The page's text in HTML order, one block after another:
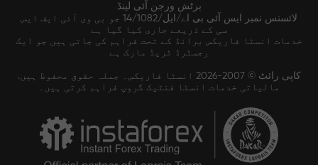
برٹش ورجن آئی لینڈ
لائسنس نمبر ایس آئی بی اے/ایل/14/1082 جو بی وی آئی ایف ایس
سی کے ذریعے جاری کیا گیا ہے
خدمات انسٹا فاریکس برانڈ کے تحت فراہم کی جاتی ہیں جو ایک
رجسٹرڈ ٹریڈ مارک ہے
کاپی رائٹ © 2007-2026 انسٹا فاریکس۔ جملہ حقوق محفوظ ہیں.
مالیاتی خدمات انسٹا فنٹیک گروپ فراہم کرتی ہیں۔